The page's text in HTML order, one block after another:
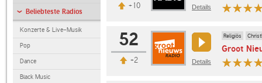
Beliebteste Radios
Konzerte & Live-Musik
Pop
Dance
Black Music
+10 Details
52
+2 Details
Religiös
Groot